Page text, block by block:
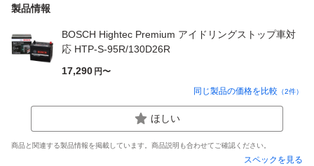
製品情報
BOSCH Hightec Premium アイドリングストップ車対
応 HTP-S-95R/130D26R
17,290 円〜
同じ製品の価格を比較 （2件）
ほしい
商品と関連する製品情報を掲載しています。商品説明も合わせてご確認ください。
スペックを見る